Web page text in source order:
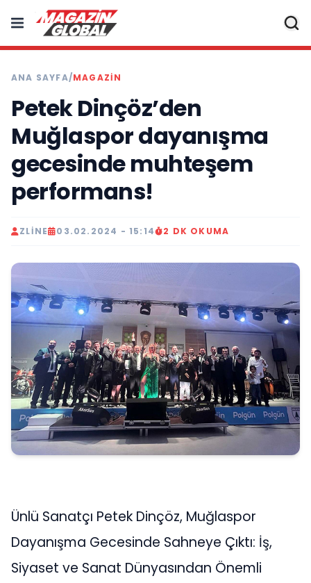
ANA SAYFA/MAGAZIN
Petek Dinçöz’den
Muğlaspor dayanışma
gecesinde muhteşem
performans!
ZLINE 03.02.2024 - 15:14 2 DK OKUMA
Ünlü Sanatçı Petek Dinçöz, Muğlaspor
Dayanışma Gecesinde Sahneye Çıktı: İş,
Siyaset ve Sanat Dünyasından Önemli